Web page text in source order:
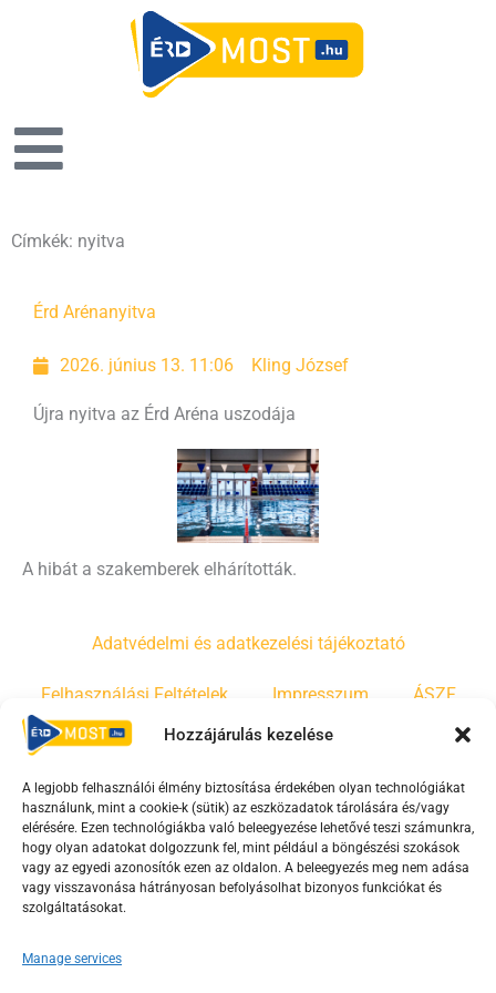
Hozzájárulás kezelése
A legjobb felhasználói élmény biztosítása érdekében olyan technológiákat
használunk, mint a cookie-k (sütik) az eszközadatok tárolására és/vagy
elérésére. Ezen technológiákba való beleegyezése lehetővé teszi számunkra,
hogy olyan adatokat dolgozzunk fel, mint például a böngészési szokások
vagy az egyedi azonosítók ezen az oldalon. A beleegyezés meg nem adása
vagy visszavonása hátrányosan befolyásolhat bizonyos funkciókat és
szolgáltatásokat.
Manage services
Címkék: nyitva
Érd Arénanyitva
2026. június 13. 11:06 Kling József
Újra nyitva az Érd Aréna uszodája
A hibát a szakemberek elhárították.
Adatvédelmi és adatkezelési tájékoztató
Felhasználási Feltételek Impresszum ÁSZF
Irányelvek Moderálási szabályzat
F
a
c
e
o
Y
o
u
t
b
T
i
k